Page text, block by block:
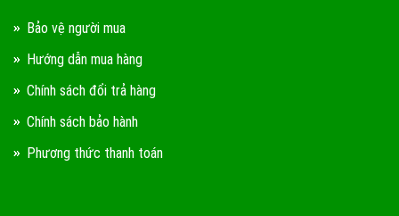
Bảo vệ người mua
Hướng dẫn mua hàng
Chính sách đổi trả hàng
Chính sách bảo hành
Phương thức thanh toán